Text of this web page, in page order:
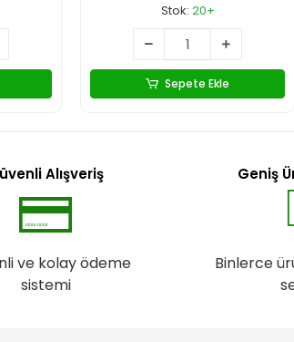
Stok: 20+
Sepete Ekle
Alışveriş
ve kolay ödeme
sistemi
Geniş
Binlerce